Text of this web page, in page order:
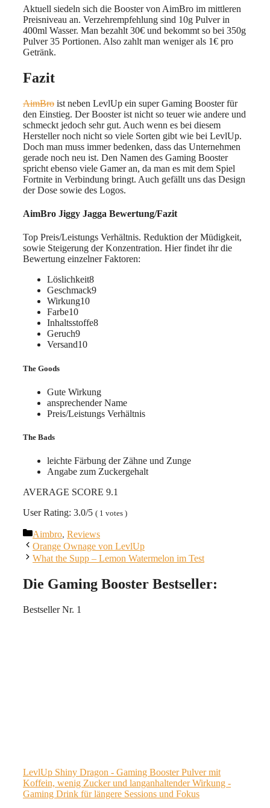
Aktuell siedeln sich die Booster von AimBro im mittleren
Preisniveau an. Verzehrempfehlung sind 10g Pulver in
400ml Wasser. Man bezahlt 30€ und bekommt so bei 350g
Pulver 35 Portionen. Also zahlt man weniger als 1€ pro
Getränk.
Fazit
AimBro ist neben LevlUp ein super Gaming Booster für
den Einstieg. Der Booster ist nicht so teuer wie andere und
schmeckt jedoch sehr gut. Auch wenn es bei diesem
Hersteller noch nicht so viele Sorten gibt wie bei LevlUp.
Doch man muss immer bedenken, dass das Unternehmen
gerade noch neu ist. Den Namen des Gaming Booster
spricht ebenso viele Gamer an, da man es mit dem Spiel
Fortnite in Verbindung bringt. Auch gefällt uns das Design
der Dose sowie des Logos.
AimBro Jiggy Jagga Bewertung/Fazit
Top Preis/Leistungs Verhältnis. Reduktion der Müdigkeit,
sowie Steigerung der Konzentration. Hier findet ihr die
Bewertung einzelner Faktoren:
Löslichkeit8
Geschmack9
Wirkung10
Farbe10
Inhaltsstoffe8
Geruch9
Versand10
The Goods
Gute Wirkung
ansprechender Name
Preis/Leistungs Verhältnis
The Bads
leichte Färbung der Zähne und Zunge
Angabe zum Zuckergehalt
AVERAGE SCORE 9.1
User Rating: 3.0/5 ( 1 votes )
Kategorien
Aimbro, Reviews
Orange Ownage von LevlUp
What the Supp – Lemon Watermelon im Test
Die Gaming Booster Bestseller:
Bestseller Nr. 1
LevlUp Shiny Dragon - Gaming Booster Pulver mit
Koffein, wenig Zucker und langanhaltender Wirkung -
Gaming Drink für längere Sessions und Fokus